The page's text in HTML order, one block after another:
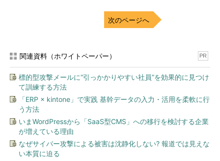
これはあくまで一つの指標値ですので、このリサーチ結果全て
が正しいとは言い切れませんが、このように巨大Eコマースサイ
この流れは、新興Eコマースサイトの成長からもうかがい知る
図4は新興Eコマースサイトの成長と流通規模を示したもので
す。GrouponやEtsyなど既に老舗に分類できる事業者に混じっ
て、ZulilyやFabなど、創業から数年以内の事業者がランキングさ
れています。これらの新興事業者が“得意な分野”を絞って戦略的
に売り上げを伸ばしてきたことを意味するものといえるでしょ
う。
次のページへ
関連資料（ホワイトペーパー） PR
標的型攻撃メールに“引っかかりやすい社員”を効果的に見つけ
て訓練する方法
「ERP × kintone」で実践 基幹データの入力・活用を柔軟に行
う方法
いまWordPressから「SaaS型CMS」への移行を検討する企業
が増えている理由
なぜサイバー攻撃による被害は沈静化しない? 報道では見えな
い本質に迫る